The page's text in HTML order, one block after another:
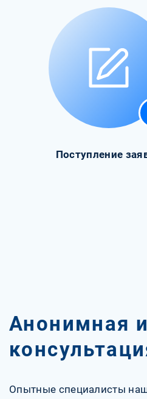
Поступление
Анонимная и
Опытные специалисты